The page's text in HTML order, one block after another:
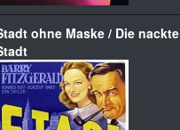
ohne Maske / Die nackte